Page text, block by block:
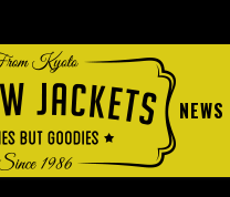
NEWS